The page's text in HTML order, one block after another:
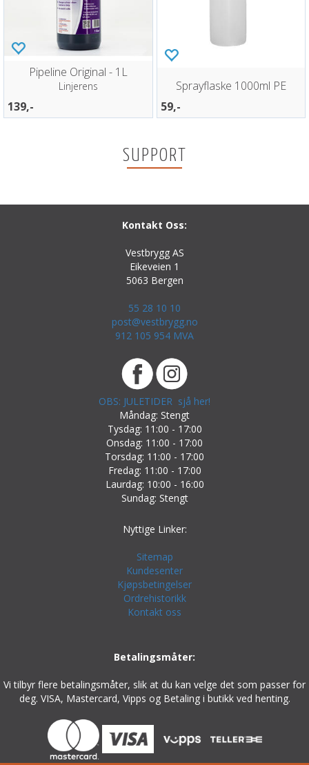
Pipeline Original - 1L
Linjerens
139,-
Sprayflaske 1000ml PE
59,-
SUPPORT
Kontakt Oss:
Vestbrygg AS
Eikeveien 1
5063 Bergen
55 28 10 10
post@vestbrygg.no
912 105 954 MVA
OBS: JULETIDER sjå her!
Måndag: Stengt
Tysdag: 11:00 - 17:00
Onsdag: 11:00 - 17:00
Torsdag: 11:00 - 17:00
Fredag: 11:00 - 17:00
Laurdag: 10:00 - 16:00
Sundag: Stengt
Nyttige Linker:
Sitemap
Kundesenter
Kjøpsbetingelser
Ordrehistorikk
Kontakt oss
Betalingsmåter:
Vi tilbyr flere betalingsmåter, slik at du kan velge det som passer for
deg. VISA, Mastercard, Vipps og Betaling i butikk ved henting.